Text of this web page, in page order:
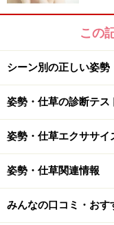
眉までボサボサで
志向」？
ビデオ鑑賞はリフ
ん。ココで気をつ
と言う言葉。
この言葉に、「他
この
シーン別の正しい姿勢
姿勢・仕草の診断テス
姿勢・仕草エクササイ
姿勢・仕草関連情報
みんなの口コミ・おす